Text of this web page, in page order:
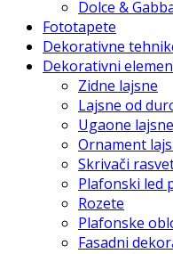
Dolce &
Fototapete
Dekorativne
Dekorativni
Zidne lajsne
Lajsne od
Ugaone lajsne
Ornament
Skrivači
Plafonski led
Rozete
Plafonske
Fasadni